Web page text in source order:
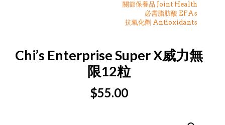
關節保養品 Joint Health
必需脂肪酸 EFAs
抗氧化劑 Antioxidants
Chi’s Enterprise Super X威力無
限12粒
$55.00